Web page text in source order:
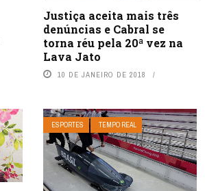
Justiça aceita mais três
denúncias e Cabral se
torna réu pela 20ª vez na
Lava Jato
10 DE JANEIRO DE 2018
ESPORTES TEMPO REAL